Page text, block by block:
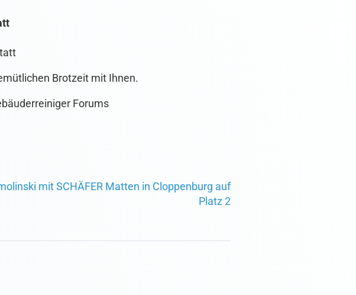
Brotzeit mit Ihnen.
Forums
mit SCHÄFER Matten in Cloppenburg auf
Platz 2